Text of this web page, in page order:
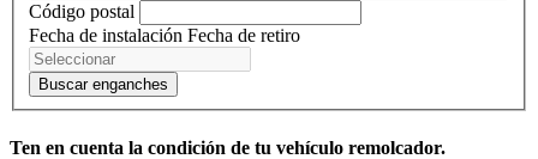
Código postal
Fecha de instalación Fecha de retiro
Buscar enganches
Ten en cuenta la condición de tu vehículo remolcador.